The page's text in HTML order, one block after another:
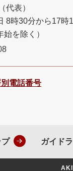
代表）
8時30分から17時
始を除く）
電話番号
プ ガイド